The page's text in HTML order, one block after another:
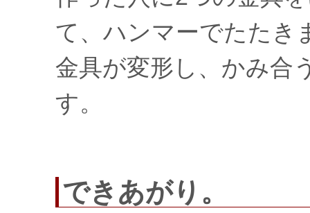
て、ハンマーでたたき
金具が変形し、かみ合
す。
できあがり。